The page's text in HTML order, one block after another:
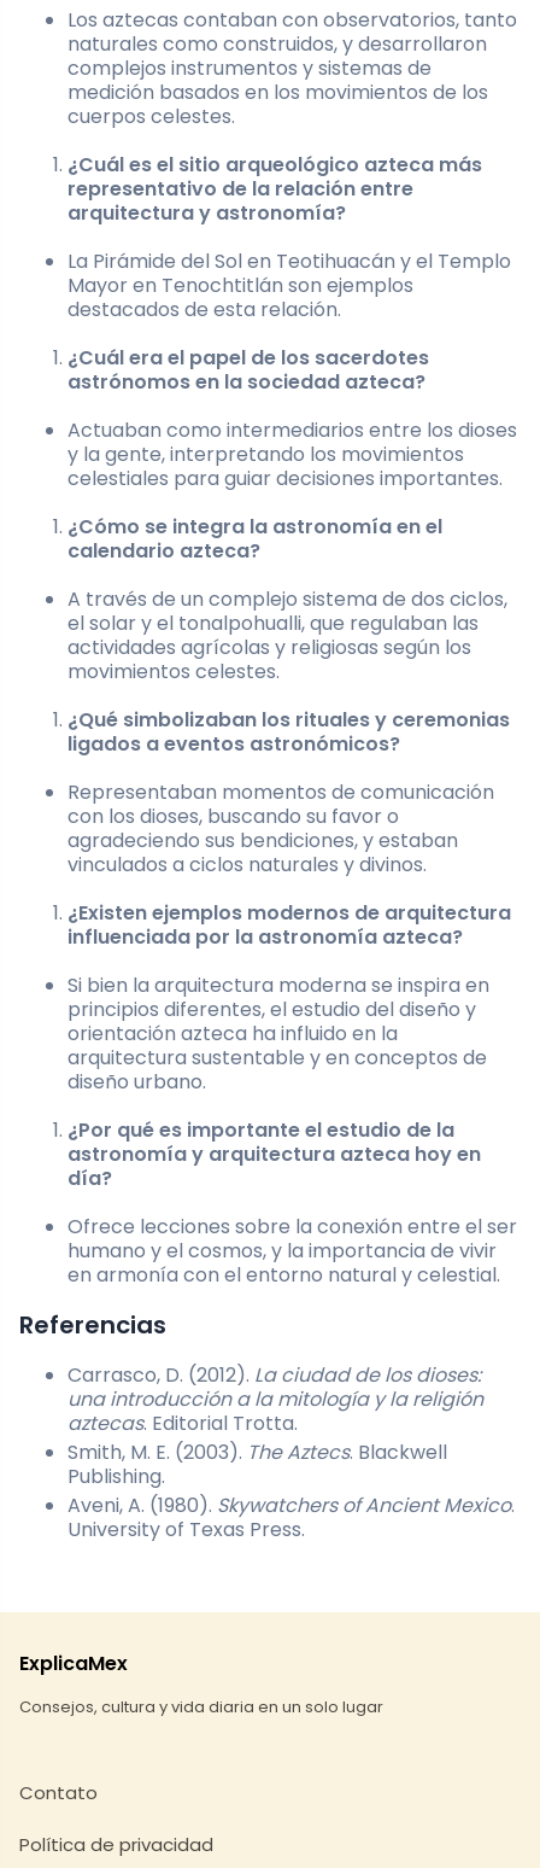
Los aztecas contaban con observatorios, tanto
naturales como construidos, y desarrollaron
complejos instrumentos y sistemas de
medición basados en los movimientos de los
cuerpos celestes.
¿Cuál es el sitio arqueológico azteca más
representativo de la relación entre
arquitectura y astronomía?
La Pirámide del Sol en Teotihuacán y el Templo
Mayor en Tenochtitlán son ejemplos
destacados de esta relación.
¿Cuál era el papel de los sacerdotes
astrónomos en la sociedad azteca?
Actuaban como intermediarios entre los dioses
y la gente, interpretando los movimientos
celestiales para guiar decisiones importantes.
¿Cómo se integra la astronomía en el
calendario azteca?
A través de un complejo sistema de dos ciclos,
el solar y el tonalpohualli, que regulaban las
actividades agrícolas y religiosas según los
movimientos celestes.
¿Qué simbolizaban los rituales y ceremonias
ligados a eventos astronómicos?
Representaban momentos de comunicación
con los dioses, buscando su favor o
agradeciendo sus bendiciones, y estaban
vinculados a ciclos naturales y divinos.
¿Existen ejemplos modernos de arquitectura
influenciada por la astronomía azteca?
Si bien la arquitectura moderna se inspira en
principios diferentes, el estudio del diseño y
orientación azteca ha influido en la
arquitectura sustentable y en conceptos de
diseño urbano.
¿Por qué es importante el estudio de la
astronomía y arquitectura azteca hoy en
día?
Ofrece lecciones sobre la conexión entre el ser
humano y el cosmos, y la importancia de vivir
en armonía con el entorno natural y celestial.
Referencias
Carrasco, D. (2012). La ciudad de los dioses:
una introducción a la mitología y la religión
aztecas. Editorial Trotta.
Smith, M. E. (2003). The Aztecs. Blackwell
Publishing.
Aveni, A. (1980). Skywatchers of Ancient Mexico.
University of Texas Press.
ExplicaMex
Consejos, cultura y vida diaria en un solo lugar
Contato
Política de privacidad